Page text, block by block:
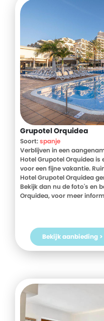
Grupotel Orquidea
Soort:spanje
Verblijven in een
Hotel Grupotel Orquidea
voor een fijne vakantie.
Hotel Grupotel Orquidea
Bekijk dan nu de foto's en
Orquidea, voor meer
Bekijk aanbieding >